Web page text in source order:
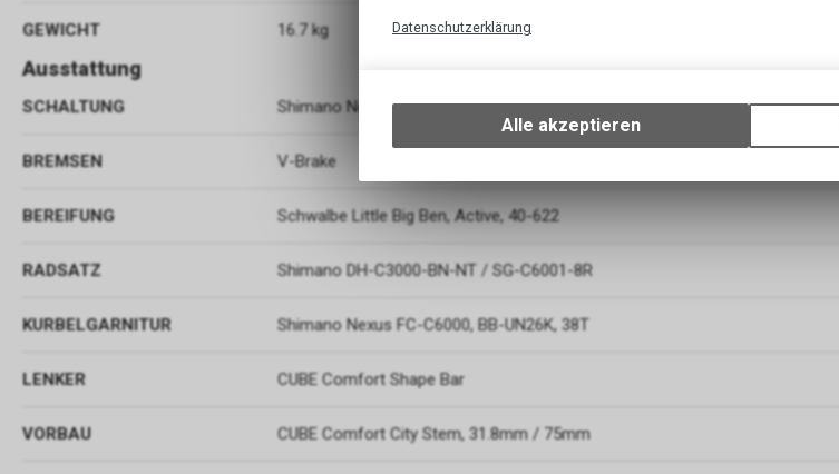
GEWICHT 16.7 kg
Ausstattung
SCHALTUNG Shimano Nexus SG-C6001 8-Gang
BREMSEN V-Brake
BEREIFUNG Schwalbe Little Big Ben, Active, 40-622
RADSATZ Shimano DH-C3000-BN-NT / SG-C6001-8R
KURBELGARNITUR Shimano Nexus FC-C6000, BB-UN26K, 38T
LENKER CUBE Comfort Shape Bar
VORBAU CUBE Comfort City Stem, 31.8mm / 75mm
Datenschutzerklärung
Ihrem Gerät, um die grundlegenden
Verwendung des Warenkorbs, zu
zulassen.
Alle akzeptieren